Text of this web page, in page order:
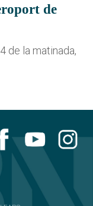
de
de la matinada,